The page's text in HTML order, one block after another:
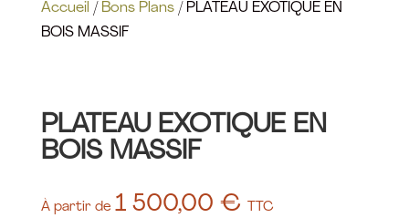
Accueil / Bons Plans/ PLATEAU EXOTIQUE EN
BOIS MASSIF
PLATEAU EXOTIQUE EN
BOIS MASSIF
À partir de 1 500,00 € TTC